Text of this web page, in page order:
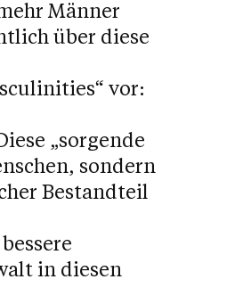
Männer
über diese
vor:
„sorgende
sondern
Bestandteil
in diesen